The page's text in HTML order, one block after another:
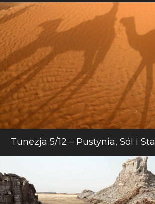
Tunezja 5/12 – Pustynia, Sól i